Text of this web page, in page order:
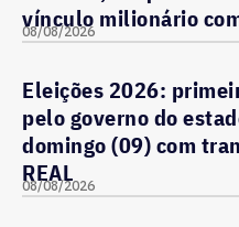
vínculo milionário
08/08/2026
Eleições 2026:
pelo governo do
domingo (09) com
REAL
08/08/2026